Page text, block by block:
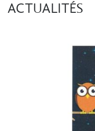
ACTUALITÉS